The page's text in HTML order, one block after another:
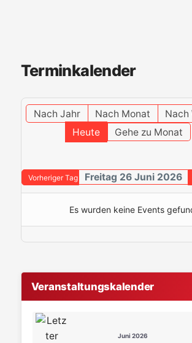
Terminkalender
Nach Jahr Nach Monat
Nach
Heute
Gehe zu Monat
Vorheriger Tag Freitag 26 Juni 2026
Es wurden keine Events
Veranstaltungskalender
Juni 2026